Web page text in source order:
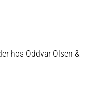
hos Oddvar Olsen &